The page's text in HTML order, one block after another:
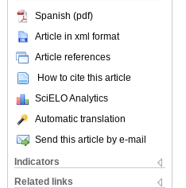
Spanish (pdf)
Article in xml format
Article references
How to cite this article
SciELO Analytics
Automatic translation
Send this article by e-mail
Indicators
Related links